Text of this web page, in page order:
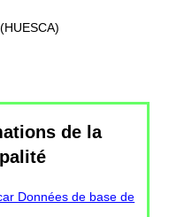
de la
Données de base de